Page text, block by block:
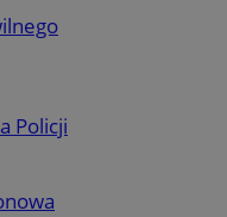
Policji